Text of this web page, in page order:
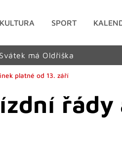
KULTURA SPORT
Svátek má Oldřiška
platné od 13. září